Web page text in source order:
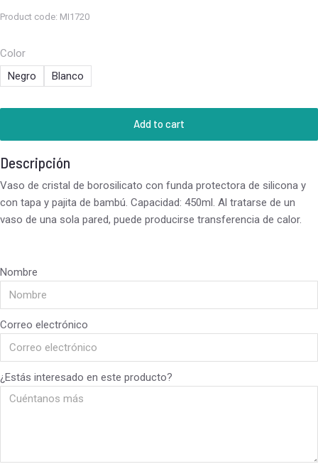
Product code: MI1720
Color
Negro
Blanco
Add to cart
Descripción
Vaso de cristal de borosilicato con funda protectora de silicona y
con tapa y pajita de bambú. Capacidad: 450ml. Al tratarse de un
vaso de una sola pared, puede producirse transferencia de calor.
Nombre
Correo electrónico
¿Estás interesado en este producto?